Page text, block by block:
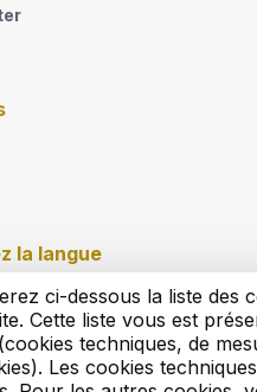
la langue
Lister les actions
ci-dessous la liste des
Cette liste vous est
techniques, de
Les cookies